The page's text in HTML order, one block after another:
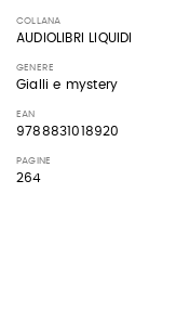
COLLANA
AUDIOLIBRI LIQUIDI
GENERE
Gialli e mystery
EAN
9788831018920
PAGINE
264